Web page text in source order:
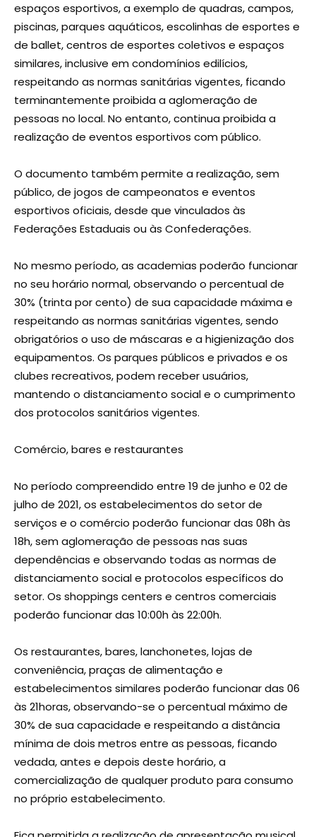
espaços esportivos, a exemplo de quadras, campos,
piscinas, parques aquáticos, escolinhas de esportes e
de ballet, centros de esportes coletivos e espaços
similares, inclusive em condomínios edilícios,
respeitando as normas sanitárias vigentes, ficando
terminantemente proibida a aglomeração de
pessoas no local. No entanto, continua proibida a
realização de eventos esportivos com público.
O documento também permite a realização, sem
público, de jogos de campeonatos e eventos
esportivos oficiais, desde que vinculados às
Federações Estaduais ou às Confederações.
No mesmo período, as academias poderão funcionar
no seu horário normal, observando o percentual de
30% (trinta por cento) de sua capacidade máxima e
respeitando as normas sanitárias vigentes, sendo
obrigatórios o uso de máscaras e a higienização dos
equipamentos. Os parques públicos e privados e os
clubes recreativos, podem receber usuários,
mantendo o distanciamento social e o cumprimento
dos protocolos sanitários vigentes.
Comércio, bares e restaurantes
No período compreendido entre 19 de junho e 02 de
julho de 2021, os estabelecimentos do setor de
serviços e o comércio poderão funcionar das 08h às
18h, sem aglomeração de pessoas nas suas
dependências e observando todas as normas de
distanciamento social e protocolos específicos do
setor. Os shoppings centers e centros comerciais
poderão funcionar das 10:00h às 22:00h.
Os restaurantes, bares, lanchonetes, lojas de
conveniência, praças de alimentação e
estabelecimentos similares poderão funcionar das 06
às 21horas, observando-se o percentual máximo de
30% de sua capacidade e respeitando a distância
mínima de dois metros entre as pessoas, ficando
vedada, antes e depois deste horário, a
comercialização de qualquer produto para consumo
no próprio estabelecimento.